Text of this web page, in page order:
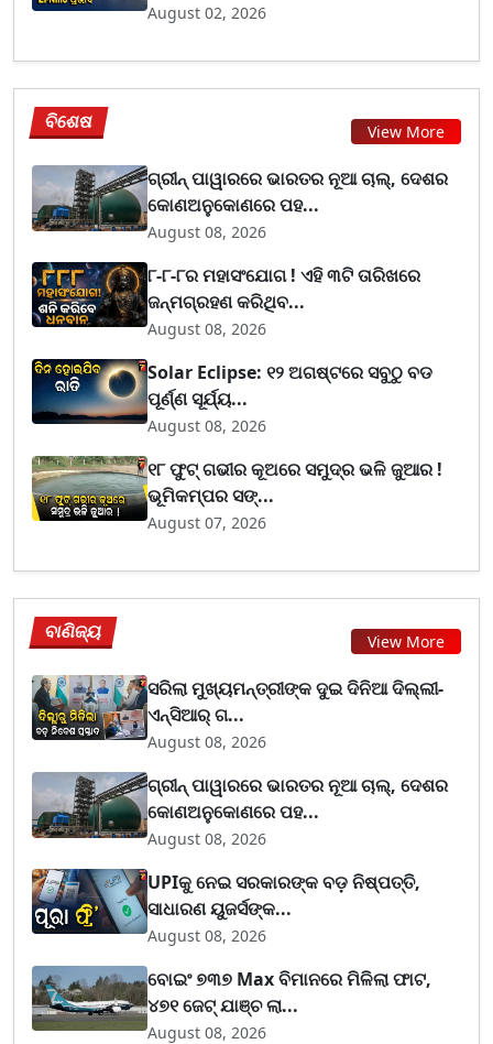
August 02, 2026
ବିଶେଷ View More
ଗ୍ରୀନ୍ ପାୱାରରେ ଭାରତର ନୂଆ ଚାଲ୍, ଦେଶର
କୋଣଅନୁକୋଣରେ ପହ...
August 08, 2026
୮-୮-୮ର ମହାସଂଯୋଗ ! ଏହି ୩ଟି ତାରିଖରେ
ଜନ୍ମଗ୍ରହଣ କରିଥିବ...
August 08, 2026
Solar Eclipse: ୧୨ ଅଗଷ୍ଟରେ ସବୁଠୁ ବଡ
ପୂର୍ଣ୍ଣ ସୂର୍ଯ୍ୟ...
August 08, 2026
୧୮ ଫୁଟ୍ ଗଭୀର କୂଅରେ ସମୁଦ୍ର ଭଳି ଜୁଆର !
ଭୂମିକମ୍ପର ସଙ୍...
August 07, 2026
ବାଣିଜ୍ୟ View More
ସରିଲା ମୁଖ୍ୟମନ୍ତ୍ରୀଙ୍କ ଦୁଇ ଦିନିଆ ଦିଲ୍ଲୀ-
ଏନ୍‌ସିଆର୍ ଗ...
August 08, 2026
ଗ୍ରୀନ୍ ପାୱାରରେ ଭାରତର ନୂଆ ଚାଲ୍, ଦେଶର
କୋଣଅନୁକୋଣରେ ପହ...
August 08, 2026
UPIକୁ ନେଇ ସରକାରଙ୍କ ବଡ଼ ନିଷ୍ପତ୍ତି,
ସାଧାରଣ ୟୁଜର୍ସଙ୍କ...
August 08, 2026
ବୋଇଂ ୭୩୭ Max ବିମାନରେ ମିଳିଲା ଫାଟ,
୪୭୧ ଜେଟ୍ ଯାଞ୍ଚ ଲା...
August 08, 2026